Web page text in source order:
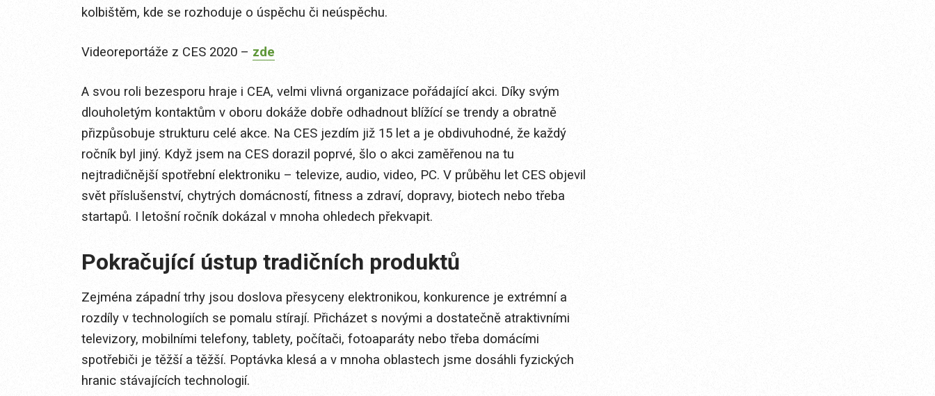
kolbištěm, kde se rozhoduje o úspěchu či neúspěchu.
Videoreportáže z CES 2020 – zde
A svou roli bezesporu hraje i CEA, velmi vlivná organizace pořádající akci. Díky svým
dlouholetým kontaktům v oboru dokáže dobře odhadnout blížící se trendy a obratně
přizpůsobuje strukturu celé akce. Na CES jezdím již 15 let a je obdivuhodné, že každý
ročník byl jiný. Když jsem na CES dorazil poprvé, šlo o akci zaměřenou na tu
nejtradičnější spotřební elektroniku – televize, audio, video, PC. V průběhu let CES objevil
svět příslušenství, chytrých domácností, fitness a zdraví, dopravy, biotech nebo třeba
startapů. I letošní ročník dokázal v mnoha ohledech překvapit.
Pokračující ústup tradičních produktů
Zejména západní trhy jsou doslova přesyceny elektronikou, konkurence je extrémní a
rozdíly v technologiích se pomalu stírají. Přicházet s novými a dostatečně atraktivními
televizory, mobilními telefony, tablety, počítači, fotoaparáty nebo třeba domácími
spotřebiči je těžší a těžší. Poptávka klesá a v mnoha oblastech jsme dosáhli fyzických
hranic stávajících technologií.